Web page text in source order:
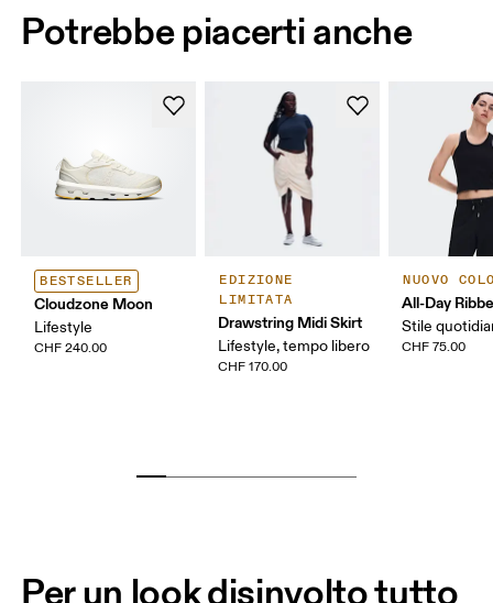
Potrebbe piacerti anche
BESTSELLER
Cloudzone Moon
Lifestyle
CHF 240.00
EDIZIONE
LIMITATA
Drawstring Midi Skirt
Lifestyle, tempo libero
CHF 170.00
NUOVO
All-Day
Stile
CHF 75.00
Per un look disinvolto tutto